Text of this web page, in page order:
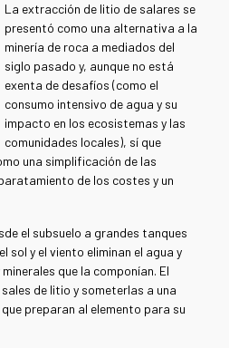
La extracción de litio de salares se
presentó como una alternativa a la
minería de roca a mediados del
siglo pasado y, aunque no está
exenta de desafíos (como el
consumo intensivo de agua y su
impacto en los ecosistemas y las
comunidades locales), sí que
una simplificación de las
de los costes y un
el subsuelo a grandes tanques
sol y el viento eliminan el agua y
que la componían. El
de litio y someterlas a una
preparan al elemento para su